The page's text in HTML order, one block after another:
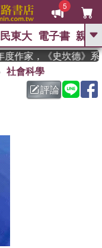
5
GO
吾 、 高希均教授回憶錄
父親節 、 花開錦
方念華 、 台灣的
遊錄
東大 電子書 親子
作家，《史坎德》系
社會科學
評論